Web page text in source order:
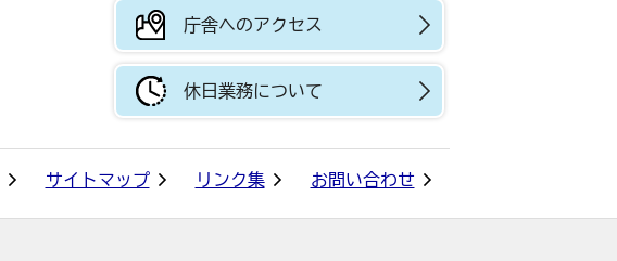
庁舎へのアクセス
休日業務について
サイトマップ リンク集 お問い合わせ